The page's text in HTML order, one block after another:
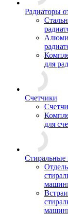
Радиаторы
для
Счетчики
для